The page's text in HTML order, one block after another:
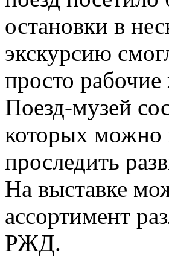
остановки в
экскурсию
просто
Поезд-музей
которых можно
проследить
На выставке
ассортимент
РЖД.